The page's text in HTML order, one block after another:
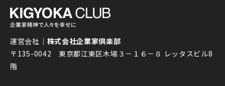
運営会社｜ 株式会社企業家倶楽部
〒135-0042 東京都江東区木場３－１６－８ レッタスビル8
階